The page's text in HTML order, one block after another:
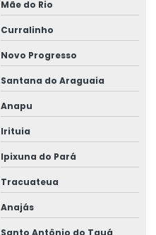
Mãe do Rio
Curralinho
Novo Progresso
Santana do Araguaia
Anapu
Irituia
Ipixuna do Pará
Tracuateua
Anajás
Santo Antônio do Tauá